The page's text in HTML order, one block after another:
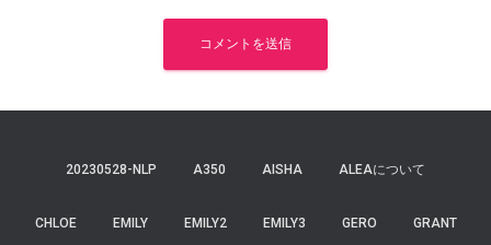
20230528-NLP A350 AISHA ALEAについて
CHLOE EMILY EMILY2 EMILY3 GERO GRANT